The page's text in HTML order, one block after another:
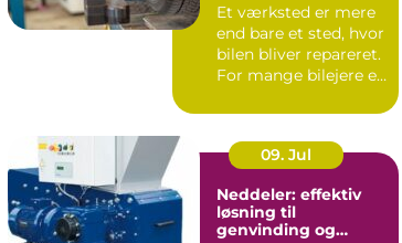
Et værksted er mere
end bare et sted, hvor
bilen bliver repareret.
For mange bilejere er
09. Jul
Neddeler: effektiv
løsning til
genvinding og